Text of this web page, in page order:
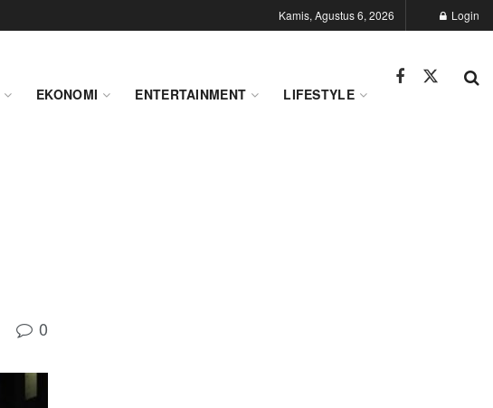
Kamis, Agustus 6, 2026 Login
EKONOMI ENTERTAINMENT LIFESTYLE
0